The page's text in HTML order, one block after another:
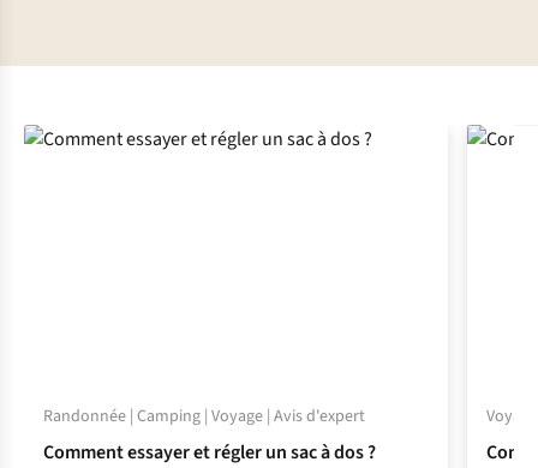
Randonnée | Camping | Voyage | Avis d'expert
Comment essayer et régler un sac à dos ?